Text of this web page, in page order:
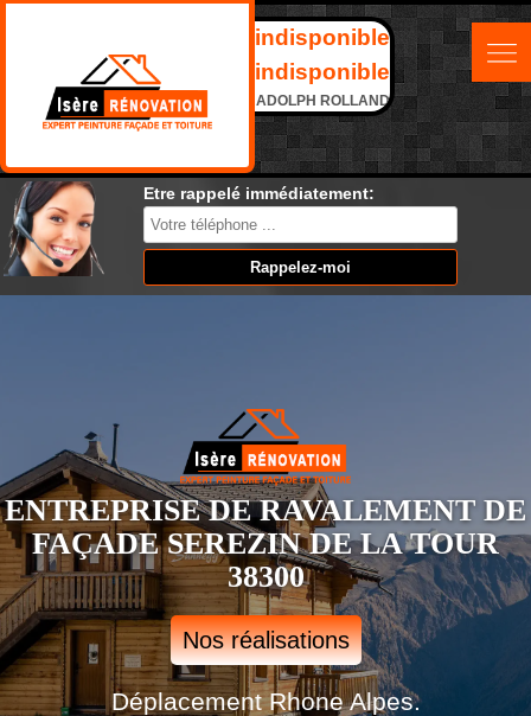
indisponible
indisponible
ADOLPH ROLLAND
Etre rappelé immédiatement:
ENTREPRISE DE RAVALEMENT DE
FAÇADE SEREZIN DE LA TOUR
38300
Nos réalisations
Déplacement Rhone Alpes.